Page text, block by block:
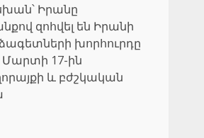
Իրանը
զոհվել են Իրանի
խորհուրդը
Մարտի 17-ին
և բժշկական